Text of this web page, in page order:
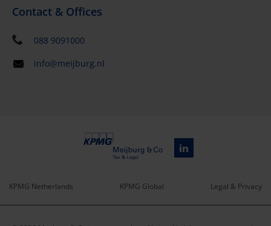
Contact & Offices
088 9091000
info@meijburg.nl
Service
KPMG Netherlands KPMG Global Legal & Privacy